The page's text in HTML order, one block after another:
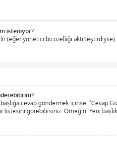
isteniyor?
(eğer yönetici bu özelliği
cevap göndermek içinse, "Cevap
listesini görebilirsiniz. Örneğin: Yeni